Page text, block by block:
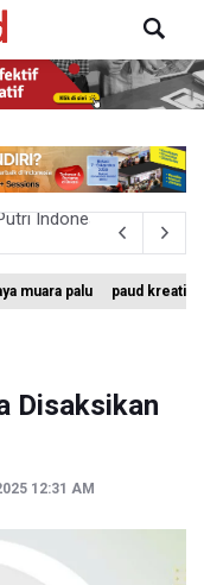
DKI Jakarta
SLHS Paling
Hormat 66 Kepala
Indonesia Menang
muara palu paud kreatif
Disaksikan
12:31 AM